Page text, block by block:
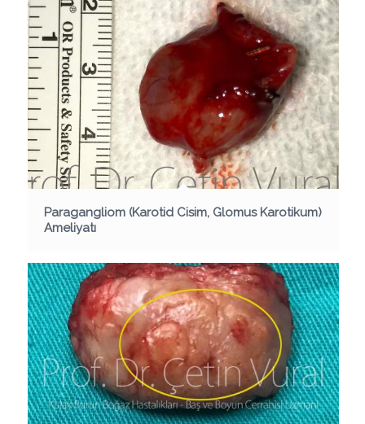
Paragangliom (Karotid Cisim, Glomus Karotikum)
Ameliyatı